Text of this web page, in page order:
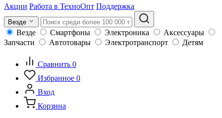
Акции Работа в ТехноОпт Поддержка
Везде
Везде Смартфоны Электроника
Аксессуары
Запчасти
Автотовары Электротранспорт Детям
Сравнить 0
Избранное 0
Вход
Корзина